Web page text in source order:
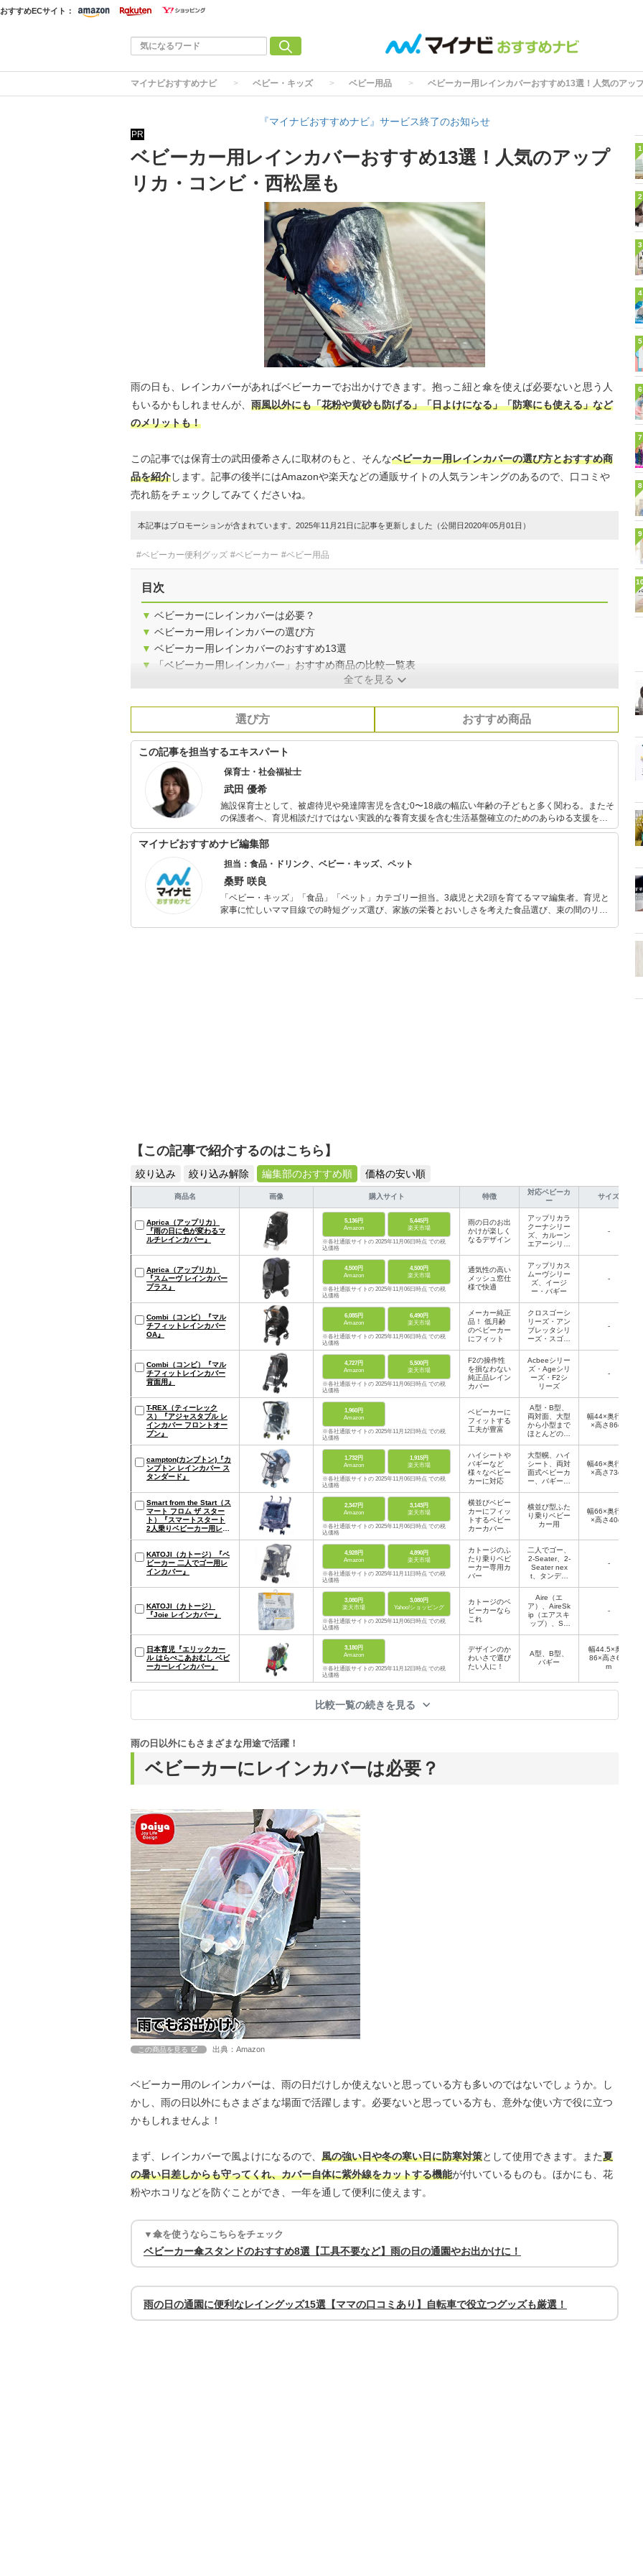
おすすめECサイト：
マイナビおすすめナビ ベビー・キッズ ベビー用品 ベビーカー用レインカバーおすすめ13選！人気のアッ
『マイナビおすすめナビ』サービス終了のお知らせ
PR
ベビーカー用レインカバーおすすめ13選！人気のアップ
リカ・コンビ・西松屋も
雨の日も、レインカバーがあればベビーカーでお出かけできます。抱っこ紐と傘を使えば必要ないと思う人
もいるかもしれませんが、 雨風以外にも「花粉や黄砂も防げる」「日よけになる」「防寒にも使える」など
のメリットも！
この記事では保育士の武田優希さんに取材のもと、そんなベビーカー用レインカバーの選び方とおすすめ商
品を紹介します。記事の後半にはAmazonや楽天などの通販サイトの人気ランキングのあるので、口コミや
売れ筋をチェックしてみてくださいね。
本記事はプロモーションが含まれています。2025年11月21日に記事を更新しました（公開日2020年05月01日）
#ベビーカー便利グッズ #ベビーカー #ベビー用品
目次
▼ ベビーカーにレインカバーは必要？
▼ ベビーカー用レインカバーの選び方
▼ ベビーカー用レインカバーのおすすめ13選
▼
「ベビーカー用レインカバー」おすすめ商品の比較一覧表
全てを見る
選び方 おすすめ商品
この記事を担当するエキスパート
保育士・社会福祉士
武田 優希
施設保育士として、被虐待児や発達障害児を含む0〜18歳の幅広い年齢の子どもと多く関わる。またそ
の保護者へ、育児相談だけではない実践的な養育支援を含む生活基盤確立のためのあらゆる支援を行
い、後に社会福祉士を取得。 全国転勤族で、帯同に伴う転職で企業主導型保育園や小規模保育園での
勤務経験もあり。 保育士人材紹介会社のコラムを執筆担当中。 また転勤族の妻向けのブログを運営
マイナビおすすめナビ編集部
担当：食品・ドリンク、ベビー・キッズ、ペット
桑野 咲良
「ベビー・キッズ」「食品」「ペット」カテゴリー担当。3歳児と犬2頭を育てるママ編集者。育児と
家事に忙しいママ目線での時短グッズ選び、家族の栄養とおいしさを考えた食品選び、束の間のリラ
【この記事で紹介するのはこちら】
絞り込み 絞り込み解除 編集部のおすすめ順 価格の安い順
商品名 画像 購入サイト 特徴
対応ベビーカ
ー
サイズ
Aprica（アップリカ）
『雨の日に色が変わるマ
ルチレインカバー』
5,136円
Amazon
5,445円
楽天市場
※各社通販サイトの 2025年11月06日時点 での税
込価格
雨の日のお出
かけが楽しく
なるデザイン
アップリカラ
クーナシリー
ズ、カルーン
エアーシリー
プラスハイシ
ート、フライ
ル、エアリア
シリーズ
-
Aprica（アップリカ）
『スムーヴ レインカバー
プラス』
4,500円
Amazon
4,500円
楽天市場
※各社通販サイトの 2025年11月06日時点 での税
込価格
通気性の高い
メッシュ窓仕
様で快適
アップリカス
ムーヴシリー
ズ、イージ
ー・バギー
-
Combi（コンビ）『マル
チフィットレインカバー
OA』
6,085円
Amazon
6,490円
楽天市場
※各社通販サイトの 2025年11月06日時点 での税
込価格
メーカー純正
品！ 低月齢
のベビーカー
にフィット
クロスゴーシ
リーズ・アン
ブレッタシリ
ーズ・スゴカ
リーズ・メチ
ャカルシリー
ズ・ロングフ
ィットシリー
ズ
-
Combi（コンビ）『マル
チフィットレインカバー
背面用』
4,727円
Amazon
5,500円
楽天市場
※各社通販サイトの 2025年11月06日時点 での税
込価格
F2の操作性
を損なわない
純正品レイン
カバー
Acbeeシリー
ズ・Ageシリ
ーズ・F2シ
リーズ
-
T-REX（ティーレック
ス）『アジャスタブル レ
インカバー フロントオー
プン』
1,960円
Amazon
※各社通販サイトの 2025年11月12日時点 での税
込価格
ベビーカーに
フィットする
工夫が豊富
A型・B型、
両対面、大型
から小型まで
ほとんどのベ
応
幅44×奥行38
×高さ86cm
campton(カンプトン)『カ
ンプトン レインカバー ス
タンダード』
1,732円
Amazon
1,915円
楽天市場
※各社通販サイトの 2025年11月06日時点 での税
込価格
ハイシートや
バギーなど
様々なベビー
カーに対応
大型幌、ハイ
シート、両対
面式ベビーカ
ー、バギーな
幅46×奥行86
×高さ73cm
Smart from the Start（ス
マート フロム ザ スター
ト）『スマートスタート
2人乗りベビーカー用レイ
2,347円
Amazon
3,143円
楽天市場
※各社通販サイトの 2025年11月06日時点 での税
込価格
横並びベビー
カーにフィッ
トするベビー
カーカバー
横並び型ふた
り乗りベビー
カー用
幅66×奥行55
×高さ40cm
KATOJI（カトージ）『ベ
ビーカー 二人でゴー用レ
インカバー』
4,928円
Amazon
4,890円
楽天市場
※各社通販サイトの 2025年11月11日時点 での税
込価格
カトージのふ
たり乗りベビ
ーカー専用カ
バー
二人でゴー、
2-Seater、2-
Seater nex
t、タンデム
ヤ（ブラッ
ク）
-
KATOJI（カトージ）
『Joie レインカバー』
3,080円
楽天市場
3,080円
Yahoo!ショッピング
※各社通販サイトの 2025年11月06日時点 での税
込価格
カトージのベ
ビーカーなら
これ
Aire（エ
ア）、AireSk
ip（エアスキ
ップ）、Sm
-
日本育児『エリックカー
ル はらぺこあおむし ベビ
ーカーレインカバー』
3,180円
Amazon
※各社通販サイトの 2025年11月12日時点 での税
込価格
デザインのか
わいさで選び
たい人に！
A型、B型、
バギー
幅44.5×奥行
86×高さ68c
m
比較一覧の続きを見る
ベビーカーにレインカバーは必要？
雨の日以外にもさまざまな用途で活躍！
この商品を見る 出典：Amazon
ベビーカー用のレインカバーは、雨の日だけしか使えないと思っている方も多いのではないでしょうか。し
かし、雨の日以外にもさまざまな場面で活躍します。必要ないと思っている方も、意外な使い方で役に立つ
かもしれませんよ！
まず、レインカバーで風よけになるので、 風の強い日や冬の寒い日に防寒対策として使用できます。また夏
の暑い日差しからも守ってくれ、カバー自体に紫外線をカットする機能が付いているものも。ほかにも、花
粉やホコリなどを防ぐことができ、一年を通して便利に使えます。
▼傘を使うならこちらをチェック
ベビーカー傘スタンドのおすすめ8選【工具不要など】雨の日の通園やお出かけに！
雨の日の通園に便利なレイングッズ15選【ママの口コミあり】自転車で役立つグッズも厳選！
1
2
3
4
5
6
7
8
9